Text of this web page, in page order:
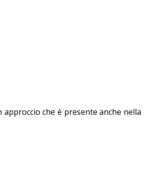
che è presente anche nella